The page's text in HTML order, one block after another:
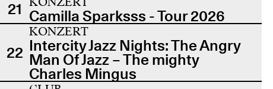
21 Camilla Sparksss - Tour 2026
22
KONZERT
Intercity Jazz Nights: The Angry
Man Of Jazz – The mighty
Charles Mingus